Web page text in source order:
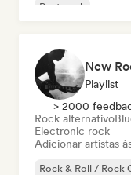
Post punk
New
Playlist
> 2000
Rock alternativo
Electronic rock
Adicionar artistas
Rock & Roll / Rock